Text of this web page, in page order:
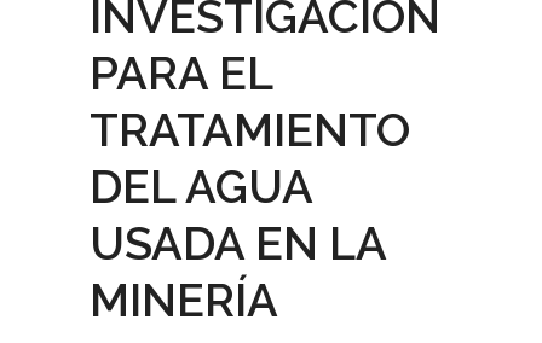
INVESTIGACIÓN
PARA EL
TRATAMIENTO
DEL AGUA
USADA EN LA
MINERÍA